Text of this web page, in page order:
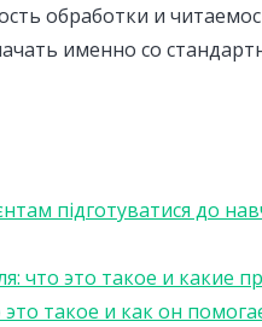
обработки и
именно со
підготуватися до
что это такое и какие
такое и как он